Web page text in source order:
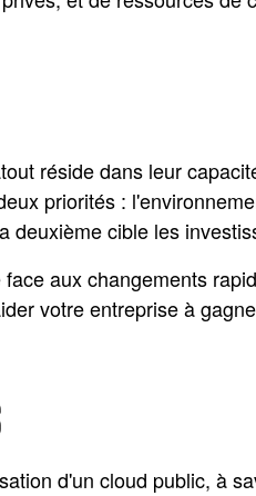
réside dans leur
priorités :
cible les
aux changements
votre entreprise à
d'un cloud public, à